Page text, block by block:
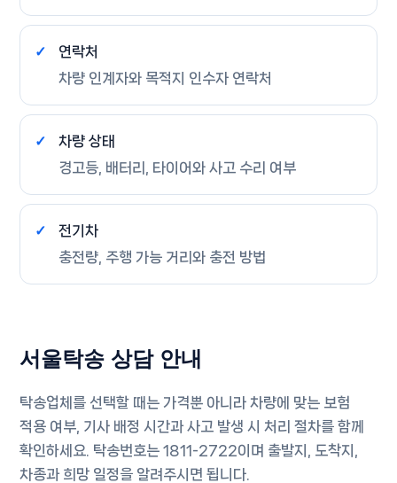
연락처
차량 인계자와 목적지 인수자 연락처
차량 상태
경고등, 배터리, 타이어와 사고 수리 여부
전기차
충전량, 주행 가능 거리와 충전 방법
서울탁송 상담 안내
탁송업체를 선택할 때는 가격뿐 아니라 차량에 맞는 보험
적용 여부, 기사 배정 시간과 사고 발생 시 처리 절차를 함께
확인하세요. 탁송번호는 1811-2722이며 출발지, 도착지,
차종과 희망 일정을 알려주시면 됩니다.